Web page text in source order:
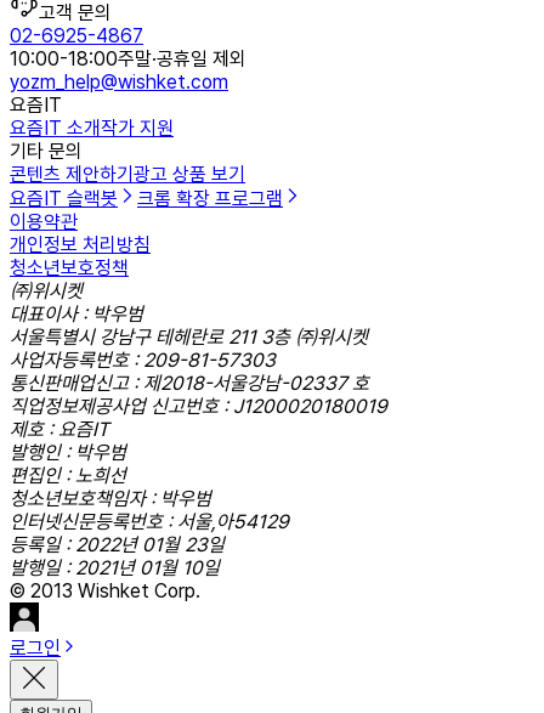
고객 문의
02-6925-4867
10:00-18:00주말·공휴일 제외
yozm_help@wishket.com
요즘IT
요즘IT 소개작가 지원
기타 문의
콘텐츠 제안하기 광고 상품 보기
요즘IT 슬랙봇
크롬 확장 프로그램
이용약관
개인정보 처리방침
청소년보호정책
㈜위시켓
대표이사 : 박우범
서울특별시 강남구 테헤란로 211 3층 ㈜위시켓
사업자등록번호 : 209-81-57303
통신판매업신고 : 제2018-서울강남-02337 호
직업정보제공사업 신고번호 : J1200020180019
제호 : 요즘IT
발행인 : 박우범
편집인 : 노희선
청소년보호책임자 : 박우범
인터넷신문등록번호 : 서울,아54129
등록일 : 2022년 01월 23일
발행일 : 2021년 01월 10일
© 2013 Wishket Corp.
로그인